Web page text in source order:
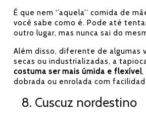
É que nem ‘’aquela’’ comida de
você sabe como é. Pode até
outro lugar, mas nunca sai do
Além disso, diferente de algumas
secas ou industrializadas, a
costuma ser mais úmida e flexível,
dobrada ou enrolada com
8. Cuscuz nordestino